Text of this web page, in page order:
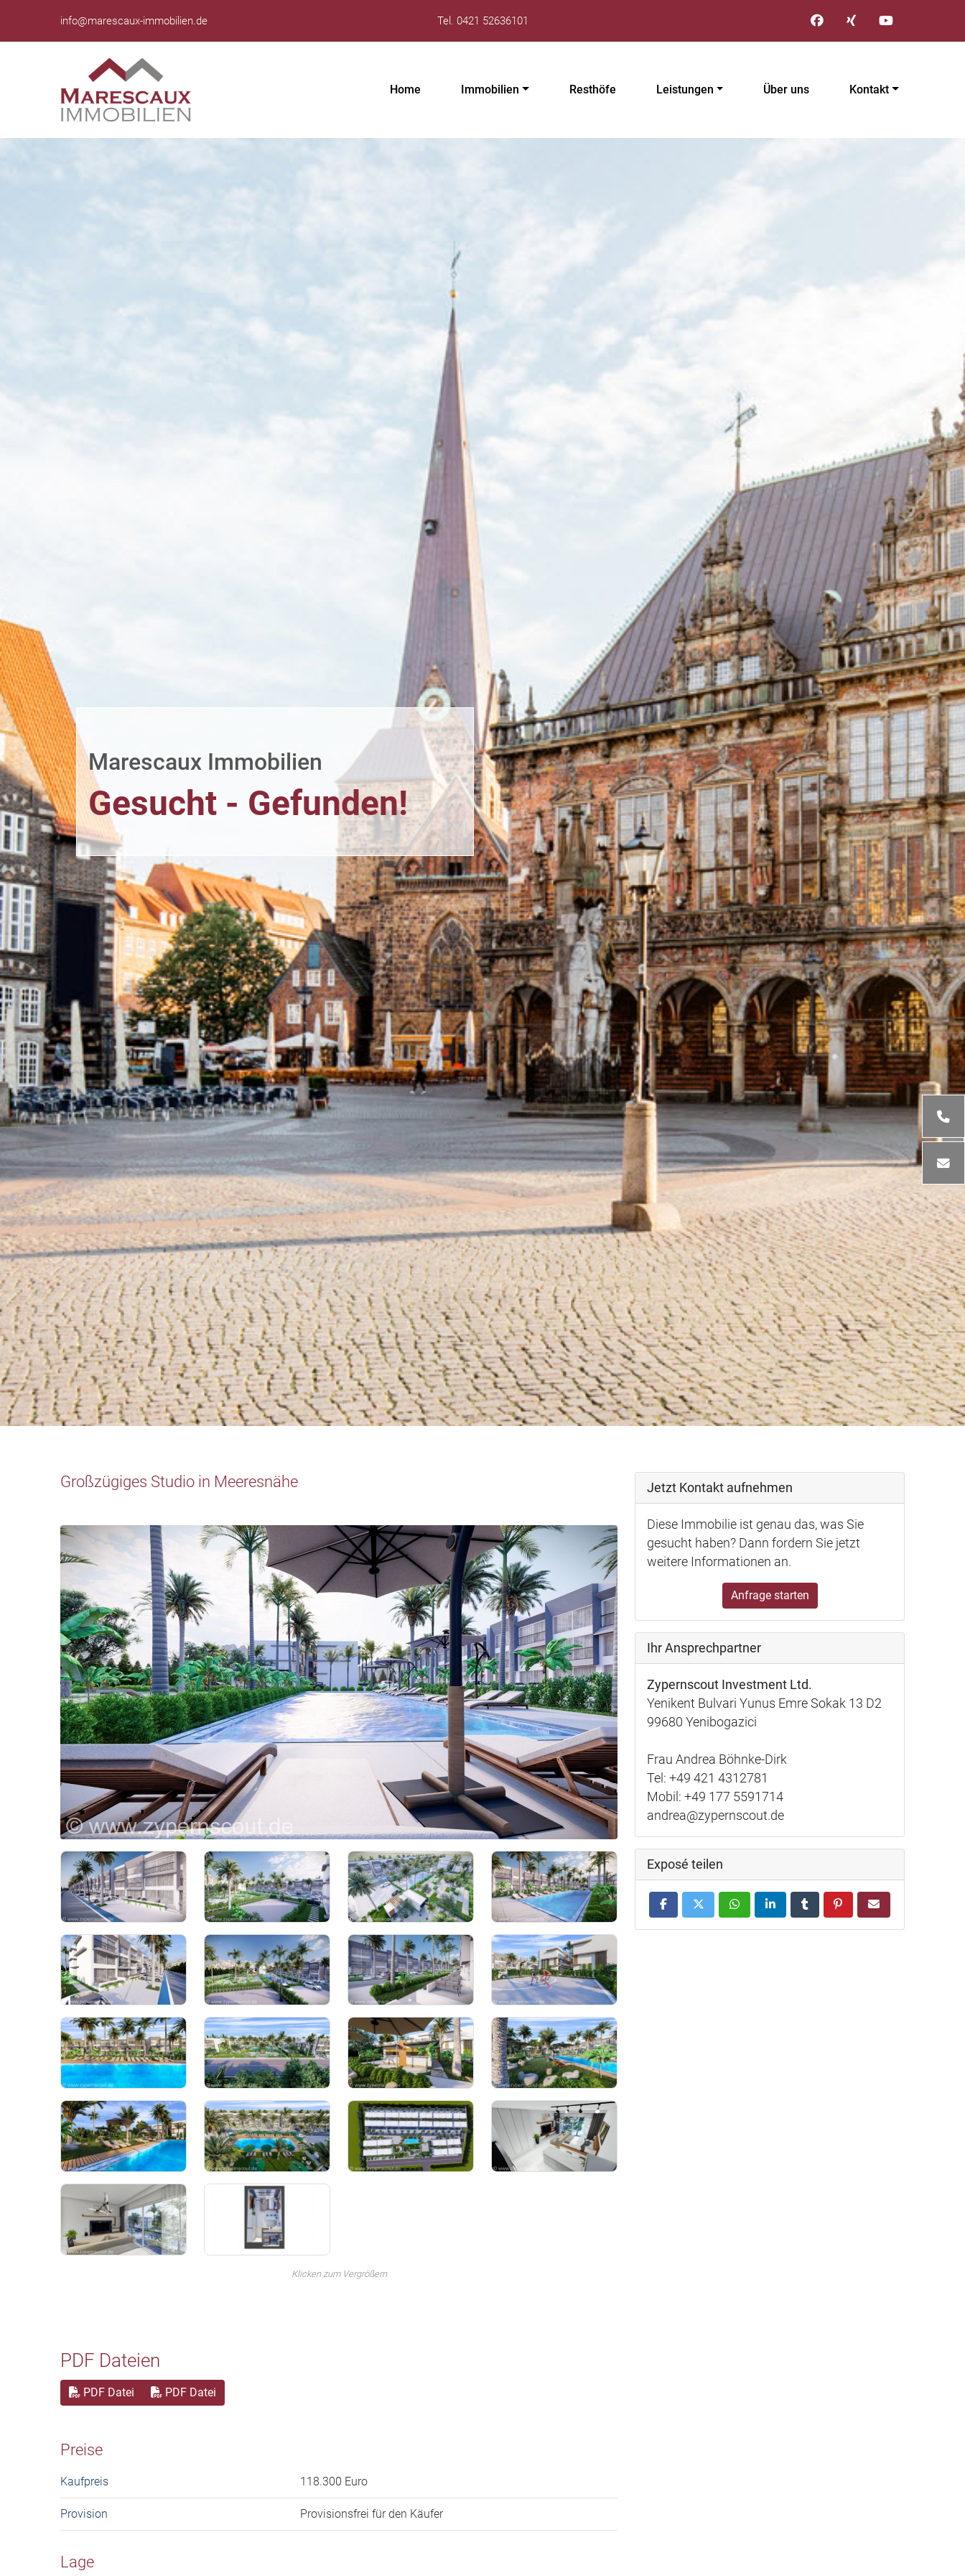
info@marescaux-immobilien.de Tel. 0421 52636101
Home Immobilien Resthöfe Leistungen Über uns Kontakt
Marescaux Immobilien
Gesucht - Gefunden!
Großzügiges Studio in Meeresnähe
Klicken zum Vergrößern
PDF Dateien
PDF Datei PDF Datei
Preise
Kaufpreis 118.300 Euro
Provision Provisionsfrei für den Käufer
Lage
Jetzt Kontakt aufnehmen
Diese Immobilie ist genau das, was Sie
gesucht haben? Dann fordern Sie jetzt
weitere Informationen an.
Anfrage starten
Ihr Ansprechpartner
Zypernscout Investment Ltd.
Yenikent Bulvari Yunus Emre Sokak 13 D2
99680 Yenibogazici
Frau Andrea Böhnke-Dirk
Tel: +49 421 4312781
Mobil: +49 177 5591714
andrea@zypernscout.de
Exposé teilen